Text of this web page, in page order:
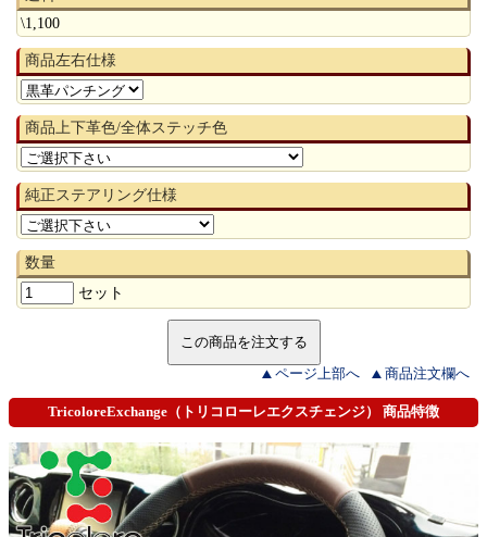
\1,100
商品左右仕様
商品上下革色/全体ステッチ色
純正ステアリング仕様
数量
セット
ページ上部へ 商品注文欄へ
TricoloreExchange（トリコローレエクスチェンジ） 商品特徴